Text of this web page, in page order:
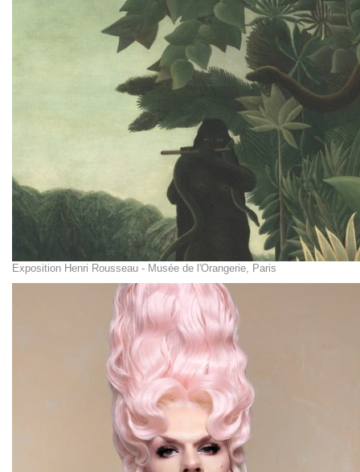
Exposition Henri Rousseau - Musée de l'Orangerie, Paris